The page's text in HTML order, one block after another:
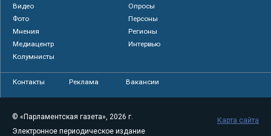
Видео
Опросы
Фото
Персоны
Мнения
Регионы
Медиацентр
Интервью
Колумнисты
Контакты Реклама Вакансии
© «Парламентская газета», 2026 г.
Электронное периодическое издание
Карта сайта